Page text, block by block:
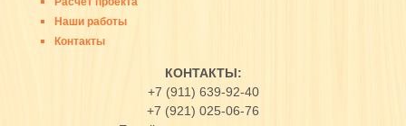
Наши работы
Контакты
КОНТАКТЫ:
+7 (911) 639-92-40
+7 (921) 025-06-76